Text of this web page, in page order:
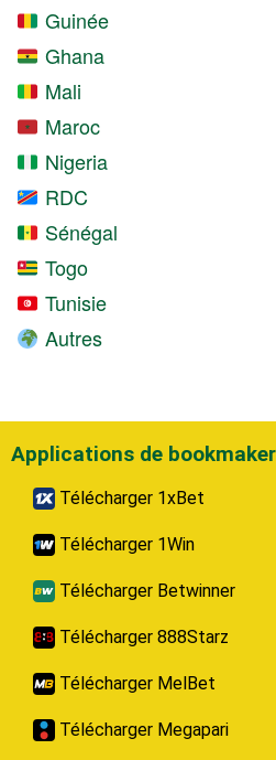
Guinée
Ghana
Mali
Maroc
Nigeria
RDC
Sénégal
Togo
Tunisie
Autres
Applications de
Télécharger 1xBet
Télécharger 1Win
Télécharger Betwinner
Télécharger 888Starz
Télécharger MelBet
Télécharger Megapari